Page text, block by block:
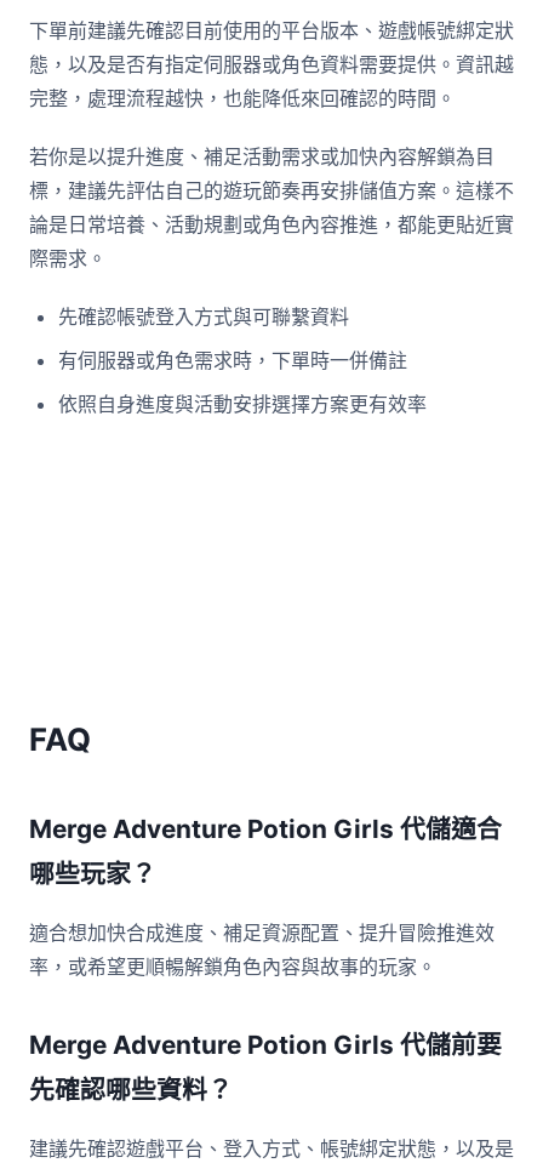
下單前建議先確認目前使用的平台版本、遊戲帳號綁定狀
態，以及是否有指定伺服器或角色資料需要提供。資訊越
完整，處理流程越快，也能降低來回確認的時間。
若你是以提升進度、補足活動需求或加快內容解鎖為目
標，建議先評估自己的遊玩節奏再安排儲值方案。這樣不
論是日常培養、活動規劃或角色內容推進，都能更貼近實
際需求。
先確認帳號登入方式與可聯繫資料
有伺服器或角色需求時，下單時一併備註
依照自身進度與活動安排選擇方案更有效率
FAQ
Merge Adventure Potion Girls 代儲適合
哪些玩家？
適合想加快合成進度、補足資源配置、提升冒險推進效
率，或希望更順暢解鎖角色內容與故事的玩家。
Merge Adventure Potion Girls 代儲前要
先確認哪些資料？
建議先確認遊戲平台、登入方式、帳號綁定狀態，以及是